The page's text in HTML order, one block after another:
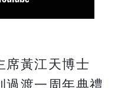
席黃江天博士